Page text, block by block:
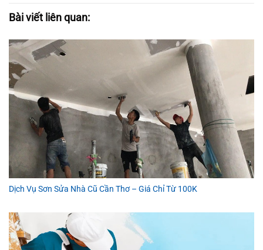
Bài viết liên quan:
Dịch Vụ Sơn Sửa Nhà Cũ Cần Thơ – Giá Chỉ Từ 100K